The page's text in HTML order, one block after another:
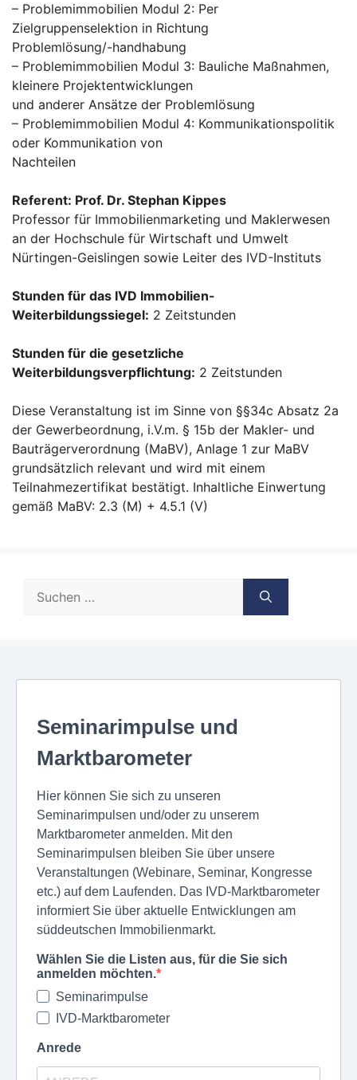
– Problemimmobilien Modul 2: Per
Zielgruppenselektion in Richtung
Problemlösung/-handhabung
– Problemimmobilien Modul 3: Bauliche Maßnahmen,
kleinere Projektentwicklungen
und anderer Ansätze der Problemlösung
– Problemimmobilien Modul 4: Kommunikationspolitik
oder Kommunikation von
Nachteilen
Referent: Prof. Dr. Stephan Kippes
Professor für Immobilienmarketing und Maklerwesen
an der Hochschule für Wirtschaft und Umwelt
Nürtingen-Geislingen sowie Leiter des IVD-Instituts
Stunden für das IVD Immobilien-
Weiterbildungssiegel: 2 Zeitstunden
Stunden für die gesetzliche
Weiterbildungsverpflichtung: 2 Zeitstunden
Diese Veranstaltung ist im Sinne von §§34c Absatz 2a
der Gewerbeordnung, i.V.m. § 15b der Makler- und
Bauträgerverordnung (MaBV), Anlage 1 zur MaBV
grundsätzlich relevant und wird mit einem
Teilnahmezertifikat bestätigt. Inhaltliche Einwertung
gemäß MaBV: 2.3 (M) + 4.5.1 (V)
nach: